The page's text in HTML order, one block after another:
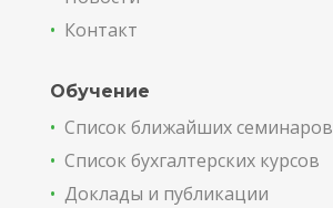
• Контакт
Обучение
• Список ближайших семинаров
• Список бухгалтерских курсов
• Доклады и публикации